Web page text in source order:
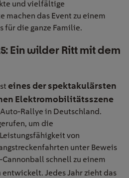
und vielfältige
machen das Event zu einem
für die ganze Familie.
Ein wilder Ritt mit dem
eines der spektakulärsten
Elektromobilitätsszene
Rallye in Deutschland.
um die
von
unter Beweis
schnell zu einem
entwickelt. Jedes Jahr zieht das